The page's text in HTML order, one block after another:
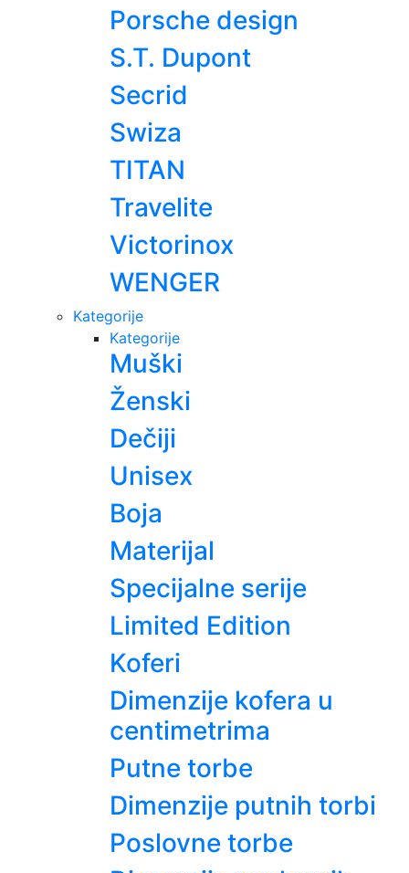
Porsche design
S.T. Dupont
Secrid
Swiza
TITAN
Travelite
Victorinox
WENGER
Kategorije
Kategorije
Muški
Ženski
Dečiji
Unisex
Boja
Materijal
Specijalne serije
Limited Edition
Koferi
Dimenzije kofera u
centimetrima
Putne torbe
Dimenzije putnih torbi
Poslovne torbe